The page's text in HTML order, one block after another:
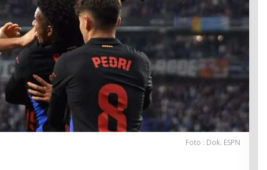
Foto : Dok. ESPN